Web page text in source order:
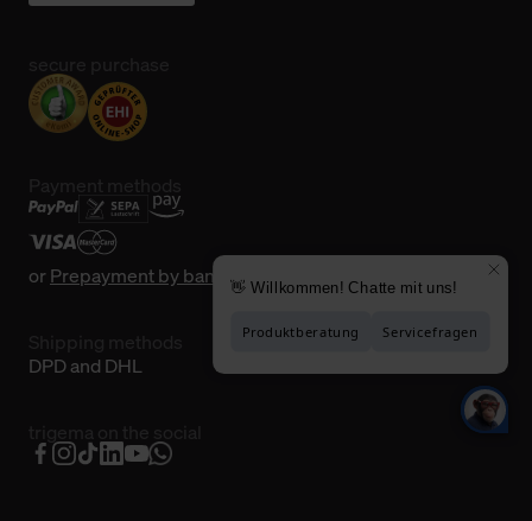
orPrepayment by bank transfer
DPD and DHL